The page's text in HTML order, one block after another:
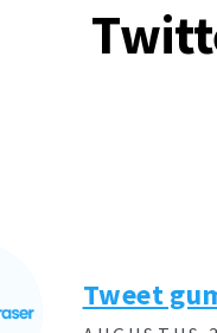
Tweet